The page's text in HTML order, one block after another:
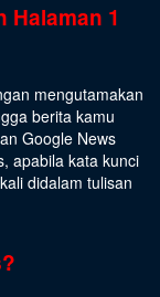
Halaman 1
mengutamakan
berita kamu
Google News
apabila kata kunci
didalam tulisan